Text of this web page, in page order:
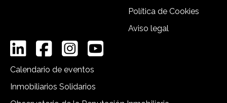
Política de Cookies
Aviso legal
Calendario de eventos
Inmobiliarios Solidarios